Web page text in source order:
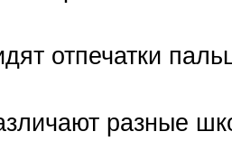
отпечатки
разные